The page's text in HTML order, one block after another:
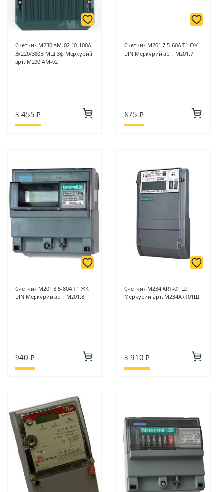
Счетчик М230 АМ-02 10-100А
3х220/380В МШ 3ф Меркурий
арт. М230 АМ-02
3 455 ₽
Счетчик M201.7 5-60А Т1 ОУ
DIN Меркурий арт. M201.7
875 ₽
Счетчик M201.8 5-80А Т1 ЖК
DIN Меркурий арт. M201.8
940 ₽
Счетчик M234 ART-01 Ш
Меркурий арт. M234ART01Ш
3 910 ₽